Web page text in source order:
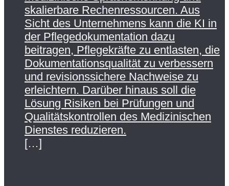
skalierbare Rechenressourcen. Aus
Sicht des Unternehmens kann die KI in
der Pflegedokumentation dazu
beitragen, Pflegekräfte zu entlasten, die
Dokumentationsqualität zu verbessern
und revisionssichere Nachweise zu
erleichtern. Darüber hinaus soll die
Lösung Risiken bei Prüfungen und
Qualitätskontrollen des Medizinischen
Dienstes reduzieren.
[…]